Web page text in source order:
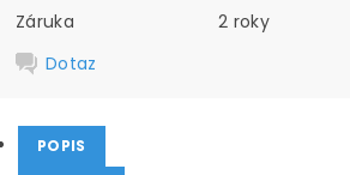
Záruka
2 roky
Dotaz
POPIS